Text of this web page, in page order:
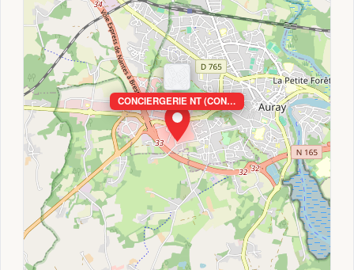
CONCIERGERIE NT (CON…